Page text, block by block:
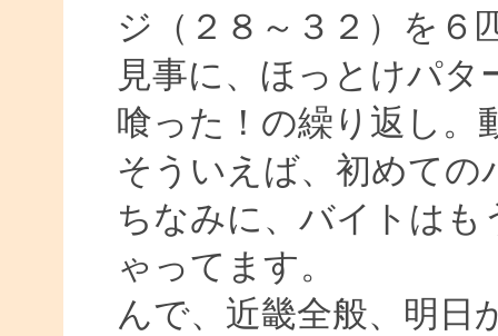
ジ（２８～３２）を６
見事に、ほっとけパタ
喰った！の繰り返し。
そういえば、初めての
ちなみに、バイトは
ゃってます。
んで、近畿全般、明日